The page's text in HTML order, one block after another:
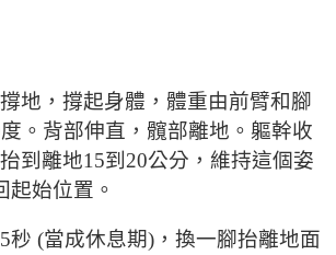
地，撐起身體，體重由前臂和腳
。背部伸直，髖部離地。軀幹收
到離地15到20公分，維持這個姿
起始位置。
秒 (當成休息期)，換一腳抬離地面